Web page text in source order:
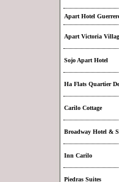
Apart Hotel
Apart Victoria
Sojo Apart Hotel
Ha Flats Quartier
Carilo Cottage
Broadway Hotel &
Inn Carilo
Piedras Suites